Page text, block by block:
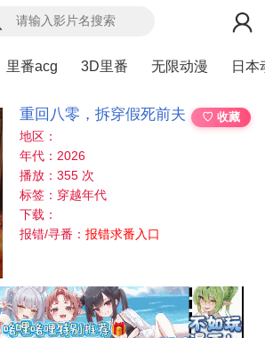
里番acg 3D里番 无限动漫 日本
重回八零，拆穿假死前夫
♡ 收藏
地区：
年代：2026
播放：355 次
标签：穿越年代
下载：
报错/寻番：报错求番入口